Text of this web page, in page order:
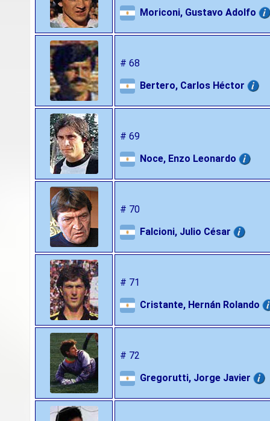
Moriconi, Gustavo Adolfo
# 68
Bertero, Carlos Héctor
# 69
Noce, Enzo Leonardo
# 70
Falcioni, Julio César
# 71
Cristante, Hernán Rolando
# 72
Gregorutti, Jorge Javier